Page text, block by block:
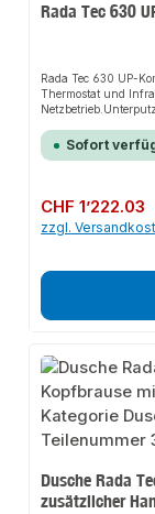
Rada Tec 630
Rada Tec 630 UP-
Thermostat und
InfrarotsensorFür
Hygienespülfunktion
Schnittstelle zur
3050123Rada Tec
Sofort
Regulärer Preis:
CHF 1’222.03
zzgl.
Dusche Rada
zusätzlicher